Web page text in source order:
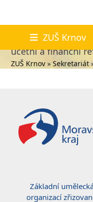
content
ZUŠ Krnov
Bc. Romana
účetní a finanční
ZUŠ Krnov »Sekretariát
Základní
organizací